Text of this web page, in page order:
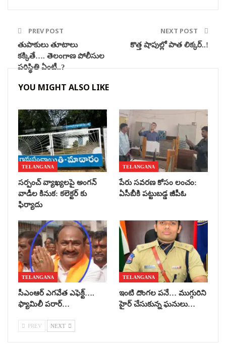
PREV POST
తుపాకులు తూటాలు
కక్కితే…. తెలంగాణ పోలీసుల
పరిస్థితి ఏంటీ..?
NEXT POST
కొత్త షాపుల్లో పాత లిక్కర్..!
YOU MIGHT ALSO LIKE
TELANGANA
సర్పంచ్ వ్యాఖ్యలపై అంగన్
వాడీల కినుక: కలెక్టర్ కు
ఫిర్యాదు
TELANGANA
పేరు సవరణ కోసం లంచం:
ఏసీబీకి పట్టుబడ్డ జీపీఓ
TELANGANA
సీఎంఆర్ ఎగవేత ఎఫెక్ట్….
ఫ్యామిలీ పరార్…
TELANGANA
ఇంటి దొంగల పనే… ముగ్గురిని
హైర్ చేసుకున్న ఘనులు…
PREV NEXT